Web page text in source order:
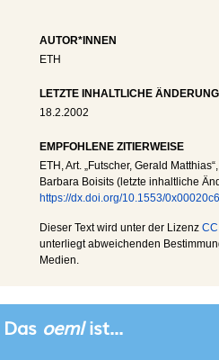
AUTOR*INNEN
ETH
LETZTE INHALTLICHE ÄNDERUNG
18.2.2002
EMPFOHLENE ZITIERWEISE
ETH , Art. „Futscher, Gerald
Barbara Boisits (letzte inhaltliche
https://dx.doi.org/10.1553/
Dieser Text wird unter der Lizenz CC
unterliegt abweichenden
Medien.
Das oemlist...